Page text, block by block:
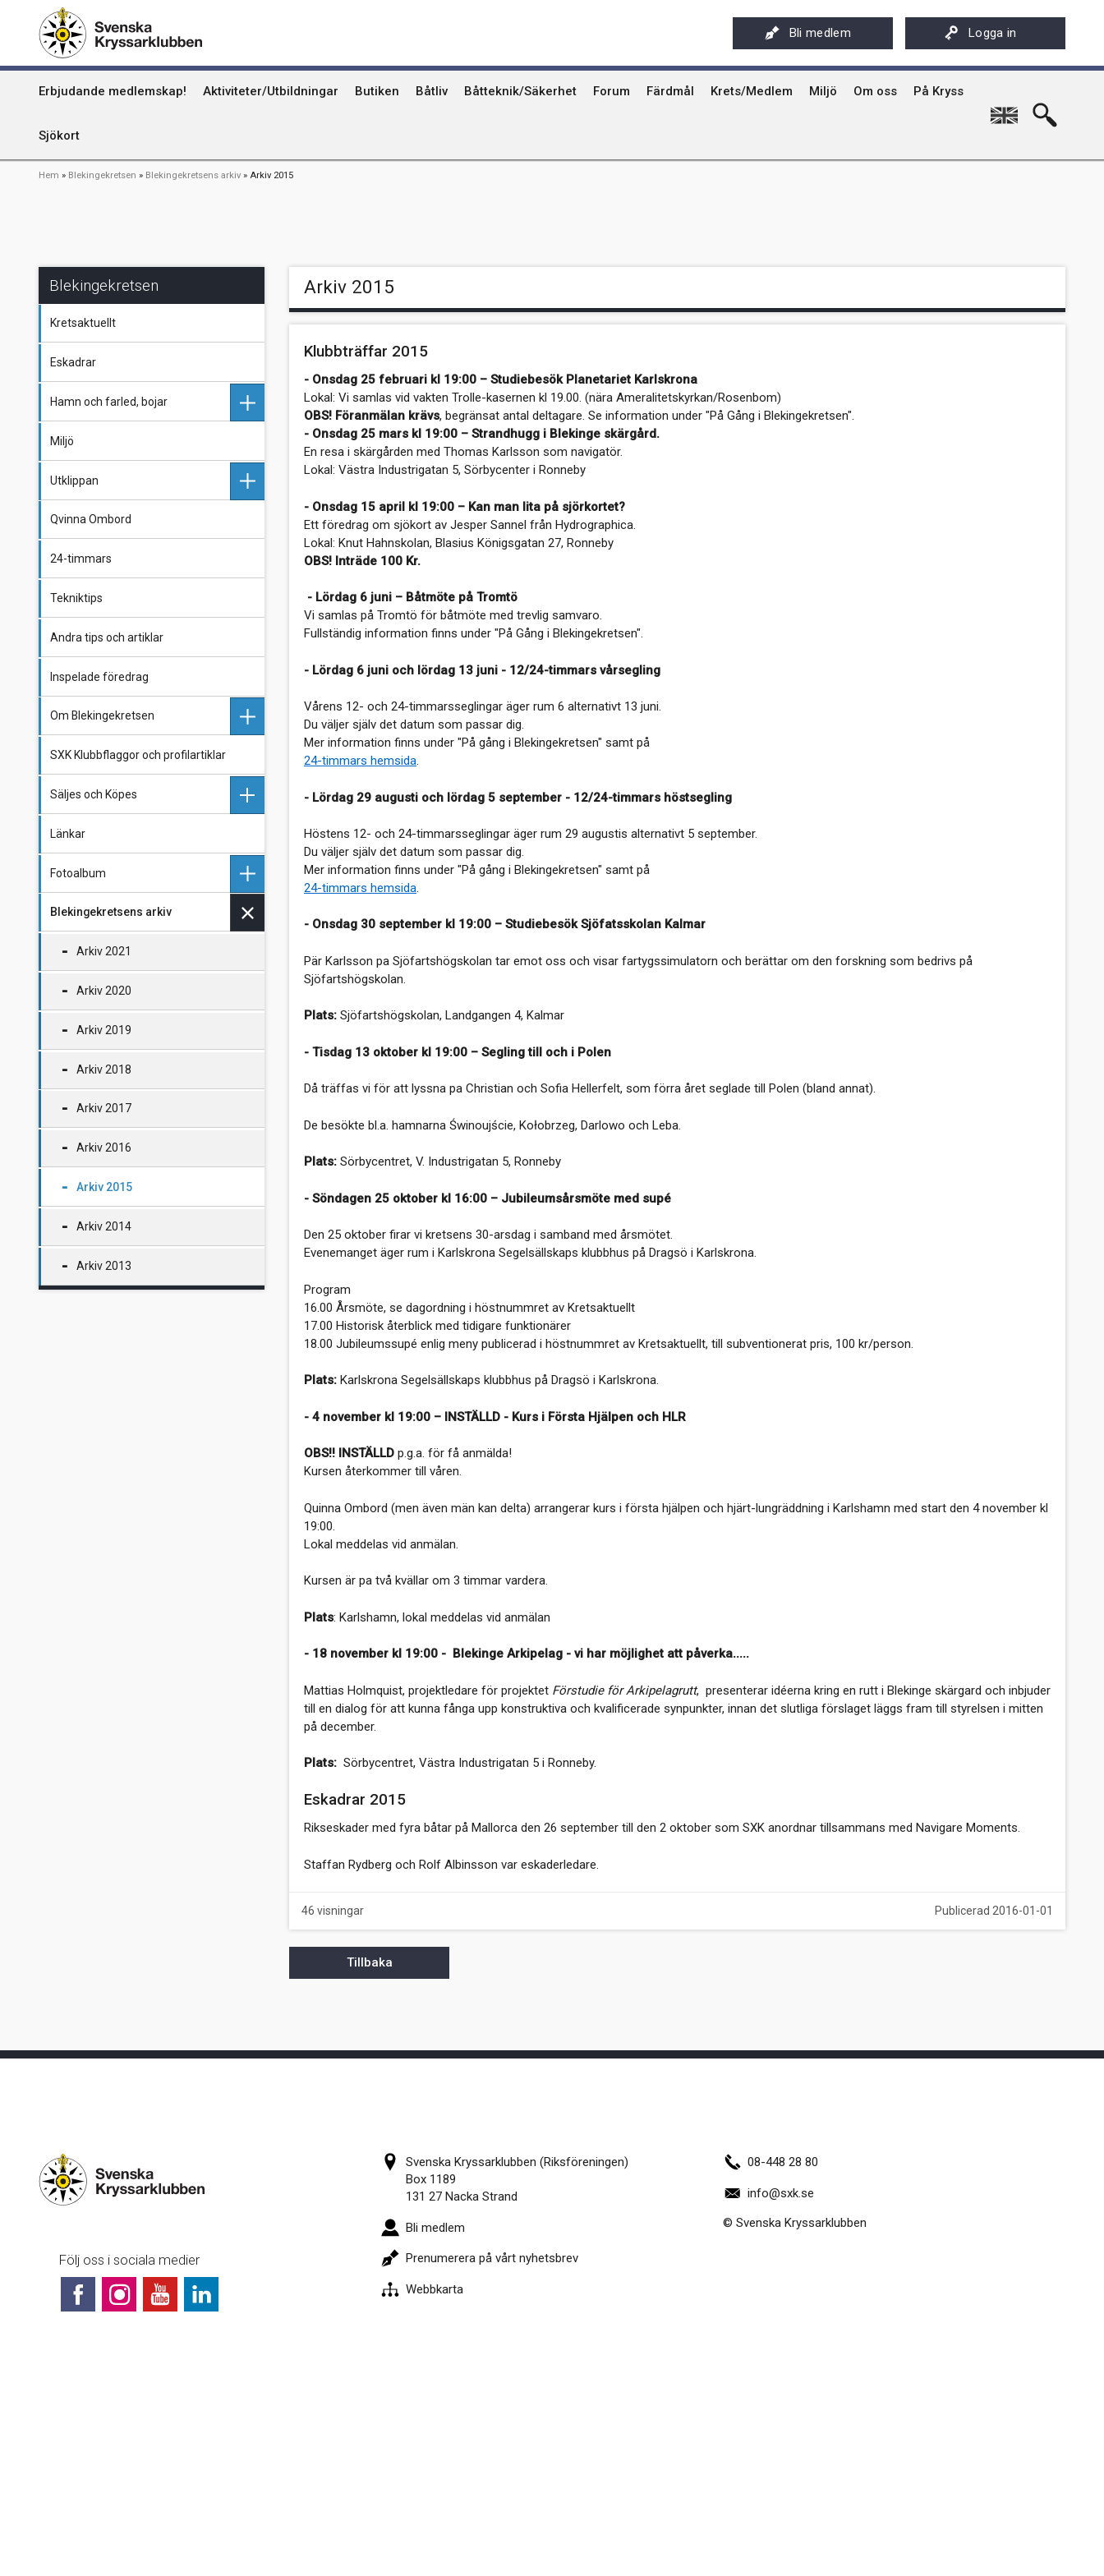
huvudinnehåll
Bli medlem Logga in
Erbjudande medlemskap! Aktiviteter/Utbildningar Butiken Båtliv
Toalettavfall och sjömackar
Båtteknik/Säkerhet Forum Färdmål
Stockholms skärgård
Krets/Medlem
Uthyrning av Kryssarklubbens IF-båtar och kajaker
Miljö Om oss
Svenska Kryssarklubben 100 år
På Kryss
På Kryss historia
Kryssarklubbens nyhetsbrev
Sjökort
Kummel
Uthamn
Naturhamn
English
Länkstig
Hem Blekingekretsen Blekingekretsens arkiv Arkiv 2015
Blekingekretsen
Kretsaktuellt
Eskadrar
Hamn och farled, bojar
Blekingeskären
Utklippan
Miljö
Utklippan
Utklippan historia
Utklippan - Senaste nytt
Stugvärd på Utklippan
Qvinna Ombord
24-timmars
Tekniktips
Andra tips och artiklar
Inspelade föredrag
Om Blekingekretsen
Styrelse och funktionärer
Bli medlem
Stadgar
Material från Blekingekretsens
SXK Klubbflaggor och profilartiklar
Säljes och Köpes
Köpes
Säljes
Länkar
Fotoalbum
Falken - Foto: Pär Aronzon
Utklippan - Foto:Pär Aronzon
Blekingekretsens arkiv
Arkiv 2021
Arkiv 2020
Arkiv 2019
Arkiv 2018
Arkiv 2017
Arkiv 2016
Arkiv 2015
Arkiv 2014
Arkiv 2013
Arkiv 2015
Klubbträffar 2015
- Onsdag 25 februari kl 19:00 – Studiebesök Planetariet Karlskrona
Lokal: Vi samlas vid vakten Trolle-kasernen kl 19.00. (nära Ameralitetskyrkan/Rosenbom)
OBS! Föranmälan krävs, begränsat antal deltagare. Se information under "På Gång i Blekingekretsen".
- Onsdag 25 mars kl 19:00 – Strandhugg i Blekinge skärgård.
En resa i skärgården med Thomas Karlsson som navigatör.
Lokal: Västra Industrigatan 5, Sörbycenter i Ronneby
- Onsdag 15 april kl 19:00 – Kan man lita på sjörkortet?
Ett föredrag om sjökort av Jesper Sannel från Hydrographica.
Lokal: Knut Hahnskolan, Blasius Königsgatan 27, Ronneby
OBS! Inträde 100 Kr.
- Lördag 6 juni – Båtmöte på Tromtö
Vi samlas på Tromtö för båtmöte med trevlig samvaro.
Fullständig information finns under "På Gång i Blekingekretsen".
- Lördag 6 juni och lördag 13 juni - 12/24-timmars vårsegling
Vårens 12- och 24-timmarsseglingar äger rum 6 alternativt 13 juni.
Du väljer själv det datum som passar dig.
Mer information finns under "På gång i Blekingekretsen" samt på
24-timmars hemsida.
- Lördag 29 augusti och lördag 5 september - 12/24-timmars höstsegling
Höstens 12- och 24-timmarsseglingar äger rum 29 augustis alternativt 5 september.
Du väljer själv det datum som passar dig.
Mer information finns under "På gång i Blekingekretsen" samt på
24-timmars hemsida.
- Onsdag 30 september kl 19:00 – Studiebesök Sjöfatsskolan Kalmar
Pär Karlsson pa Sjöfartshögskolan tar emot oss och visar fartygssimulatorn och berättar om den forskning som bedrivs på
Sjöfartshögskolan.
Plats: Sjöfartshögskolan, Landgangen 4, Kalmar
- Tisdag 13 oktober kl 19:00 – Segling till och i Polen
Då träffas vi för att lyssna pa Christian och Sofia Hellerfelt, som förra året seglade till Polen (bland annat).
De besökte bl.a. hamnarna Świnoujście, Kołobrzeg, Darlowo och Leba.
Plats: Sörbycentret, V. Industrigatan 5, Ronneby
- Söndagen 25 oktober kl 16:00 – Jubileumsårsmöte med supé
Den 25 oktober firar vi kretsens 30-arsdag i samband med årsmötet.
Evenemanget äger rum i Karlskrona Segelsällskaps klubbhus på Dragsö i Karlskrona.
Program
16.00 Årsmöte, se dagordning i höstnummret av Kretsaktuellt
17.00 Historisk återblick med tidigare funktionärer
18.00 Jubileumssupé enlig meny publicerad i höstnummret av Kretsaktuellt, till subventionerat pris, 100 kr/person.
Plats: Karlskrona Segelsällskaps klubbhus på Dragsö i Karlskrona.
- 4 november kl 19:00 – INSTÄLLD - Kurs i Första Hjälpen och HLR
OBS!! INSTÄLLD p.g.a. för få anmälda!
Kursen återkommer till våren.
Quinna Ombord (men även män kan delta) arrangerar kurs i första hjälpen och hjärt-lungräddning i Karlshamn med start den 4 november kl
19:00.
Lokal meddelas vid anmälan.
Kursen är pa två kvällar om 3 timmar vardera.
Plats: Karlshamn, lokal meddelas vid anmälan
- 18 november kl 19:00 - Blekinge Arkipelag - vi har möjlighet att påverka.....
Mattias Holmquist, projektledare för projektet Förstudie för Arkipelagrutt, presenterar idéerna kring en rutt i Blekinge skärgard och inbjuder
till en dialog för att kunna fånga upp konstruktiva och kvalificerade synpunkter, innan det slutliga förslaget läggs fram till styrelsen i mitten
på december.
Plats: Sörbycentret, Västra Industrigatan 5 i Ronneby.
Eskadrar 2015
Rikseskader med fyra båtar på Mallorca den 26 september till den 2 oktober som SXK anordnar tillsammans med Navigare Moments.
Staffan Rydberg och Rolf Albinsson var eskaderledare.
46 visningar Publicerad 2016-01-01
Tillbaka
Följ oss i sociala medier
Svenska Kryssarklubben (Riksföreningen)
Box 1189
131 27 Nacka Strand
Bli medlem
Prenumerera på vårt nyhetsbrev
Webbkarta
08-448 28 80
info@sxk.se
© Svenska Kryssarklubben